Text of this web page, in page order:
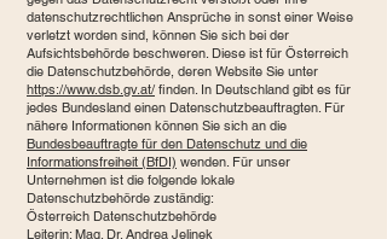
datenschutzrechtlichen Ansprüche in sonst einer Weise
verletzt worden sind, können Sie sich bei der
Aufsichtsbehörde beschweren. Diese ist für Österreich
die Datenschutzbehörde, deren Website Sie unter
https://www.dsb.gv.at/ finden. In Deutschland gibt es für
jedes Bundesland einen Datenschutzbeauftragten. Für
nähere Informationen können Sie sich an die
Bundesbeauftragte für den Datenschutz und die
Informationsfreiheit (BfDI) wenden. Für unser
Unternehmen ist die folgende lokale
Datenschutzbehörde zuständig:
Österreich Datenschutzbehörde
Leiterin: Mag. Dr. Andrea Jelinek